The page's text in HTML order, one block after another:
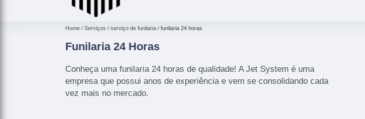
Home Serviços serviço de funilaria funilaria 24 horas
Funilaria 24 Horas
Conheça uma funilaria 24 horas de qualidade! A Jet System é uma
empresa que possui anos de experiência e vem se consolidando cada
vez mais no mercado.